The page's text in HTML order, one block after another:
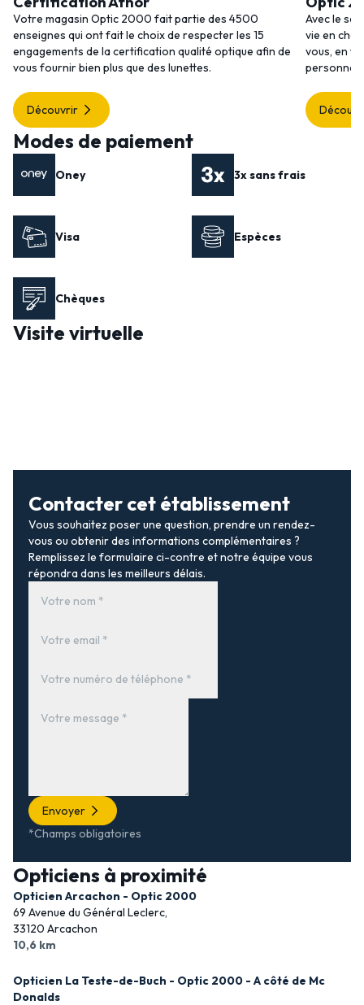
Votre magasin Optic 2000 fait partie des 4500
enseignes qui ont fait le choix de respecter les 15
engagements de la certification qualité optique afin de
vous fournir bien plus que des lunettes.
Découvrir
Avec le
vie en
vous, en
Modes de paiement
Oney 3x sans frais
Visa Espèces
Chèques
Visite virtuelle
Contacter cet établissement
Vous souhaitez poser une question, prendre un rendez-
vous ou obtenir des informations complémentaires ?
Remplissez le formulaire ci-contre et notre équipe vous
répondra dans les meilleurs délais.
Envoyer
*Champs obligatoires
Opticiens à proximité
Opticien Arcachon - Optic 2000
69 Avenue du Général Leclerc,
33120 Arcachon
10,6 km
Opticien La Teste-de-Buch - Optic 2000 - A côté de Mc
Donalds